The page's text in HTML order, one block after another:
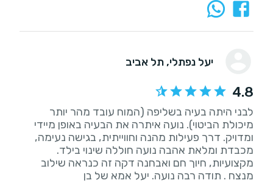
יעל נפתלי, תל אביב
4.8
לבני היתה בעיה בשליפה (המוח עובד מהר יותר
מיכולת הביטוי). נועה איתרה את הבעיה באופן מיידי
ומדויק. דרך פעילות מהנה וחווייתית, בגישה נעימה,
מכבדת ומלאת אהבה נועה חוללה שינוי בילד.
מקצועיות, חיוך חם ואבחנה דקה זה כנראה שילוב
מנצח . תודה רבה נועה. יעל אמא של בן